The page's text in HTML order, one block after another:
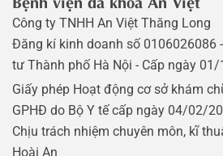
Công ty TNHH An Việt Thăng Long
Đăng kí kinh doanh số 0106026086
tư Thành phố Hà Nội - Cấp ngày
Giấy phép Hoạt động cơ sở khám
GPHĐ do Bộ Y tế cấp ngày 04/02/
Chịu trách nhiệm chuyên môn, kĩ
Hoài An